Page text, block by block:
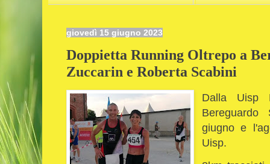
giovedì 15 giugno 2023
Doppietta Running Oltrepo a
Zuccarin e Roberta Scabini
Dalla Uisp
giugno e
Uisp.